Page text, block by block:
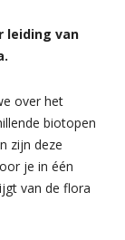
leiding van
over het
biotopen
zijn deze
je in één
van de flora